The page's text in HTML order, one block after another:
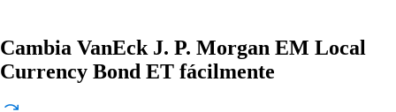
Cambia VanEck J. P. Morgan EM Local
Currency Bond ET fácilmente